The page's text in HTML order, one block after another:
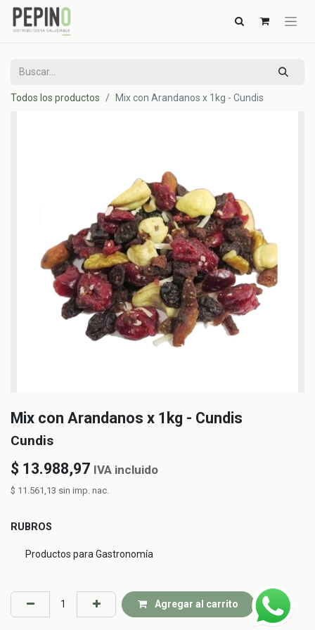
Todos los productos Mix con Arandanos x 1kg - Cundis
Mix con Arandanos x 1kg - Cundis
Cundis
$ 13.988,97 IVA incluido
$ 11.561,13 sin imp. nac.
RUBROS
Productos para Gastronomía
Agregar al carrito